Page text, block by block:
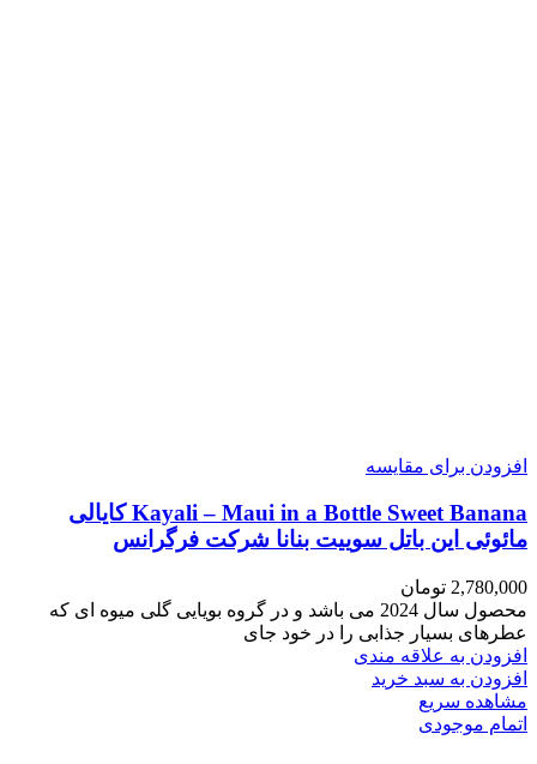
افزودن برای مقایسه
Kayali – Maui in a Bottle Sweet Banana کایالی
مائوئی این باتل سوییت بنانا شرکت فرگرانس
2,780,000 تومان
محصول سال 2024 می باشد و در گروه بویایی گلی میوه ای که
عطرهای بسیار جذابی را در خود جای
افزودن به علاقه مندی
افزودن به سبد خرید
مشاهده سریع
اتمام موجودی